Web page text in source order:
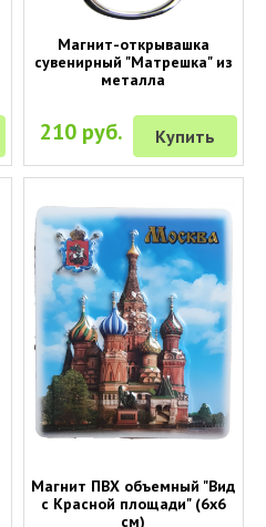
Магнит-открывашка
сувенирный "Матрешка" из
металла
210 руб. Купить
Магнит ПВХ объемный "Вид
с Красной площади" (6х6
см)